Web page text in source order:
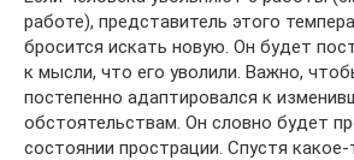
работе), представитель этого
бросится искать новую. Он будет
к мысли, что его уволили. Важно,
постепенно адаптировался к
обстоятельствам. Он словно будет
состоянии прострации. Спустя